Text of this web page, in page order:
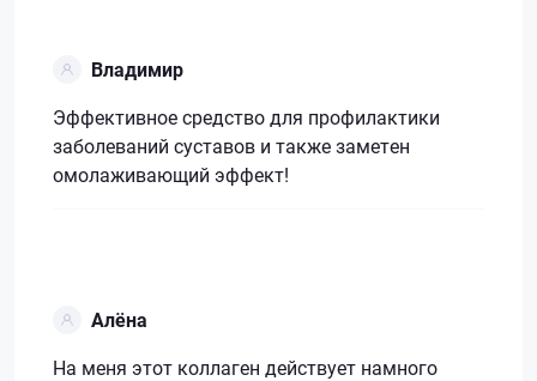
Владимир
Эффективное средство для профилактики
заболеваний суставов и также заметен
омолаживающий эффект!
Алёна
На меня этот коллаген действует намного